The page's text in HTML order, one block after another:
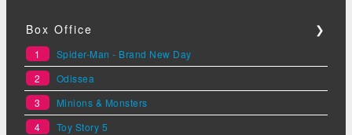
Box Office ❯
1
Spider-Man - Brand New Day
2
Odissea
3
Minions & Monsters
4
Toy Story 5